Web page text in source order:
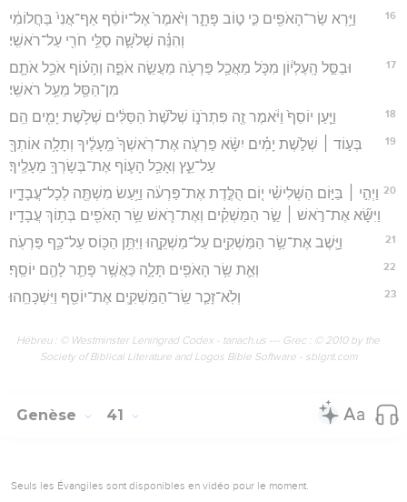
16
וַיַּ֥רְא שַׂר־הָאֹפִ֖ים כִּ֣י ט֣וֹב פָּתָ֑ר וַיֹּ֙אמֶר֙ אֶל־יוֹסֵ֔ף אַף־אֲנִי֙ בַּחֲלוֹמִ֔י
וְהִנֵּ֗ה שְׁלֹשָׁ֛ה סַלֵּ֥י חֹרִ֖י עַל־רֹאשִֽׁי׃
17
וּבַסַּ֣ל הָֽעֶלְי֔וֹן מִכֹּ֛ל מַאֲכַ֥ל פַּרְעֹ֖ה מַעֲשֵׂ֣ה אֹפֶ֑ה וְהָע֗וֹף אֹכֵ֥ל אֹתָ֛ם
מִן־הַסַּ֖ל מֵעַ֥ל רֹאשִֽׁי׃
18 וַיַּ֤עַן יוֹסֵף֙ וַיֹּ֔אמֶר זֶ֖ה פִּתְרֹנ֑וֹ שְׁלֹ֙שֶׁת֙ הַסַּלִּ֔ים שְׁלֹ֥שֶׁת יָמִ֖ים הֵֽם׃
19
בְּע֣וֹד ׀ שְׁלֹ֣שֶׁת יָמִ֗ים יִשָּׂ֨א פַרְעֹ֤ה אֶת־רֹֽאשְׁךָ֙ מֵֽעָלֶ֔יךָ וְתָלָ֥ה אוֹתְךָ֖
עַל־עֵ֑ץ וְאָכַ֥ל הָע֛וֹף אֶת־בְּשָׂרְךָ֖ מֵעָלֶֽיךָ׃
20 וַיְהִ֣י ׀ בַּיּ֣וֹם הַשְּׁלִישִׁ֗י י֚וֹם הֻלֶּ֣דֶת אֶת־פַּרְעֹ֔ה וַיַּ֥עַשׂ מִשְׁתֶּ֖ה לְכָל־עֲבָדָ֑יו
וַיִּשָּׂ֞א אֶת־רֹ֣אשׁ ׀ שַׂ֣ר הַמַּשְׁקִ֗ים וְאֶת־רֹ֛אשׁ שַׂ֥ר הָאֹפִ֖ים בְּת֥וֹךְ עֲבָדָֽיו׃
21 וַיָּ֛שֶׁב אֶת־שַׂ֥ר הַמַּשְׁקִ֖ים עַל־מַשְׁקֵ֑הוּ וַיִּתֵּ֥ן הַכּ֖וֹס עַל־כַּ֥ף פַּרְעֹֽה׃
22 וְאֵ֛ת שַׂ֥ר הָאֹפִ֖ים תָּלָ֑ה כַּאֲשֶׁ֥ר פָּתַ֛ר לָהֶ֖ם יוֹסֵֽף׃
23 וְלֹֽא־זָכַ֧ר שַֽׂר־הַמַּשְׁקִ֛ים אֶת־יוֹסֵ֖ף וַיִּשְׁכָּחֵֽהוּ׃
Hébreu : © Westminster Leningrad Codex - tanach.us --- Grec : © 2010 by the
Society of Biblical Literature and Logos Bible Software - sblgnt.com
Genèse 41
Seuls les Évangiles sont disponibles en vidéo pour le moment.